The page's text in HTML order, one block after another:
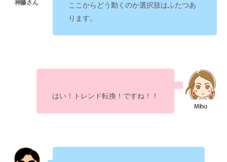
ここからどう動くのか選択肢はふたつあ
ります。
はい！ トレンド転換 ！ですね！！